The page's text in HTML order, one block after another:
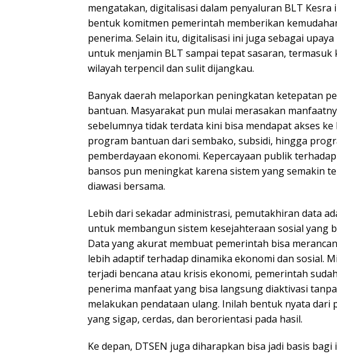
mengatakan, digitalisasi dalam penyaluran BLT Kesra
bentuk komitmen pemerintah memberikan
penerima. Selain itu, digitalisasi ini juga sebagai
untuk menjamin BLT sampai tepat sasaran, termasuk
wilayah terpencil dan sulit dijangkau.
Banyak daerah melaporkan peningkatan ketepatan
bantuan. Masyarakat pun mulai merasakan
sebelumnya tidak terdata kini bisa mendapat akses ke
program bantuan dari sembako, subsidi, hingga
pemberdayaan ekonomi. Kepercayaan publik
bansos pun meningkat karena sistem yang semakin
diawasi bersama.
Lebih dari sekadar administrasi, pemutakhiran data
untuk membangun sistem kesejahteraan sosial yang
Data yang akurat membuat pemerintah bisa
lebih adaptif terhadap dinamika ekonomi dan sosial.
terjadi bencana atau krisis ekonomi, pemerintah
penerima manfaat yang bisa langsung diaktivasi
melakukan pendataan ulang. Inilah bentuk nyata dari
yang sigap, cerdas, dan berorientasi pada hasil.
Ke depan, DTSEN juga diharapkan bisa jadi basis bagi